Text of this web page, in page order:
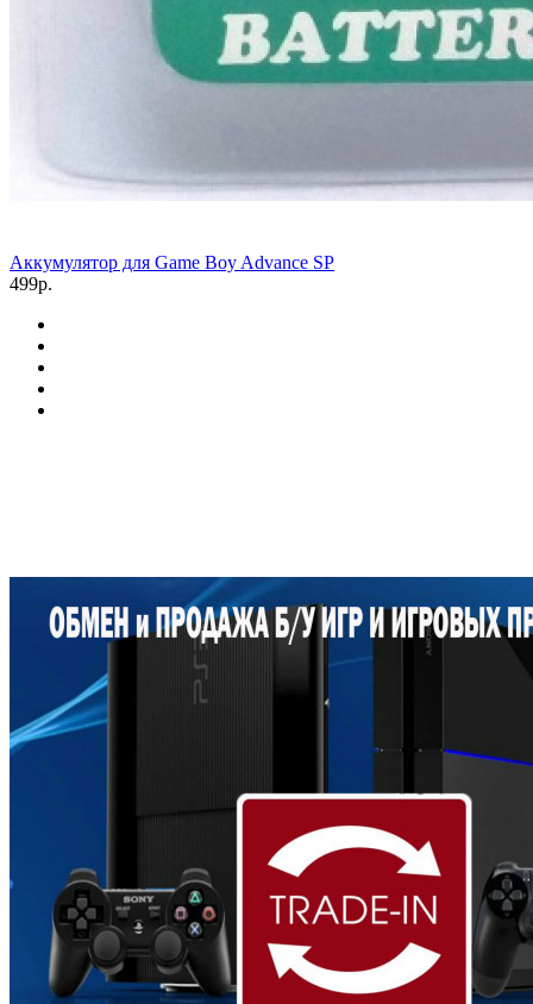
Аккумулятор для Game Boy Advance SP
499р.